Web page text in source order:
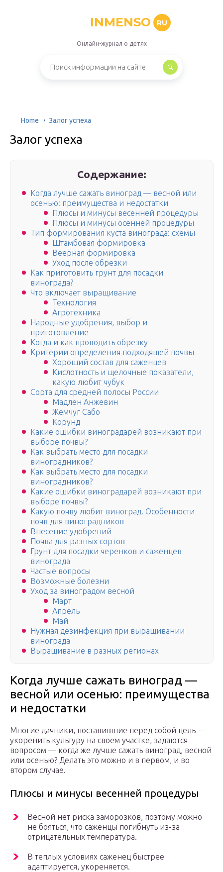
INMENSO RU
Онлайн-журнал о детях
Home Залог успеха
Залог успеха
Содержание:
Когда лучше сажать виноград — весной или
осенью: преимущества и недостатки
Плюсы и минусы весенней процедуры
Плюсы и минусы осенней процедуры
Тип формирования куста винограда: схемы
Штамбовая формировка
Веерная формировка
Уход после обрезки
Как приготовить грунт для посадки
винограда?
Что включает выращивание
Технология
Агротехника
Народные удобрения, выбор и
приготовление
Когда и как проводить обрезку
Критерии определения подходящей почвы
Хороший состав для саженцев
Кислотность и щелочные показатели,
какую любит чубук
Сорта для средней полосы России
Мадлен Анжевин
Жемчуг Сабо
Корунд
Какие ошибки виноградарей возникают при
выборе почвы?
Как выбрать место для посадки
виноградников?
Как выбрать место для посадки
виноградников?
Какие ошибки виноградарей возникают при
выборе почвы?
Какую почву любит виноград. Особенности
почв для виноградников
Внесение удобрений
Почва для разных сортов
Грунт для посадки черенков и саженцев
винограда
Частые вопросы
Возможные болезни
Уход за виноградом весной
Март
Апрель
Май
Нужная дезинфекция при выращивании
винограда
Выращивание в разных регионах
Когда лучше сажать виноград —
весной или осенью: преимущества
и недостатки
Многие дачники, поставившие перед собой цель —
укоренить культуру на своем участке, задаются
вопросом — когда же лучше сажать виноград, весной
или осенью? Делать это можно и в первом, и во
втором случае.
Плюсы и минусы весенней процедуры
Весной нет риска заморозков, поэтому можно
не бояться, что саженцы погибнуть из-за
отрицательных температура.
В теплых условиях саженец быстрее
адаптируется, укореняется.